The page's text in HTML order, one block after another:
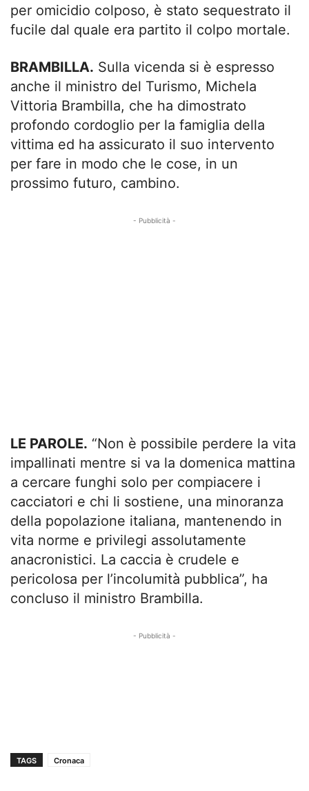
per omicidio colposo, è stato sequestrato il
fucile dal quale era partito il colpo mortale.
BRAMBILLA. Sulla vicenda si è espresso
anche il ministro del Turismo, Michela
Vittoria Brambilla, che ha dimostrato
profondo cordoglio per la famiglia della
vittima ed ha assicurato il suo intervento
per fare in modo che le cose, in un
prossimo futuro, cambino.
- Pubblicità -
LE PAROLE. “Non è possibile perdere la vita
impallinati mentre si va la domenica mattina
a cercare funghi solo per compiacere i
cacciatori e chi li sostiene, una minoranza
della popolazione italiana, mantenendo in
vita norme e privilegi assolutamente
anacronistici. La caccia è crudele e
pericolosa per l’incolumità pubblica”, ha
concluso il ministro Brambilla.
- Pubblicità -
TAGS Cronaca